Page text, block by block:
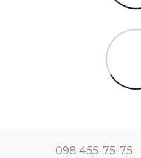
098 455-75-75